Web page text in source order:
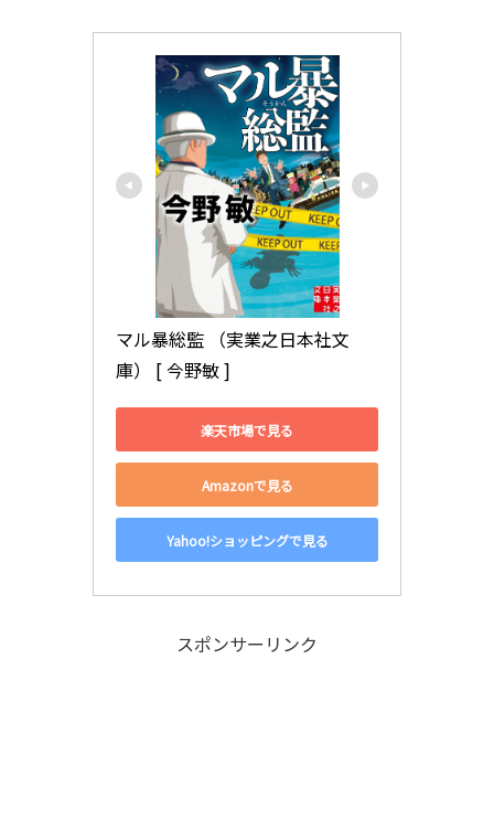
マル暴総監 （実業之日本社文
庫） [ 今野敏 ]
楽天市場で見る
Amazonで見る
Yahoo!ショッピングで見る
スポンサーリンク